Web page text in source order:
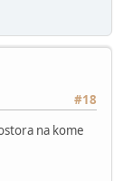
#18
na kome